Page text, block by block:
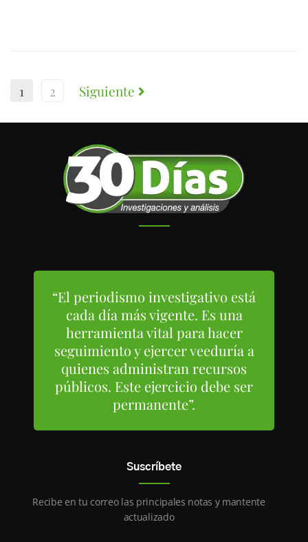
1 2 Siguiente
“El periodismo investigativo está
cada día más vigente. Es una
herramienta vital para hacer
seguimiento y ejercer veeduría a
quienes administran recursos
públicos. Este ejercicio debe ser
permanente”.
Suscríbete
Recibe en tu correo las principales notas y mantente
actualizado